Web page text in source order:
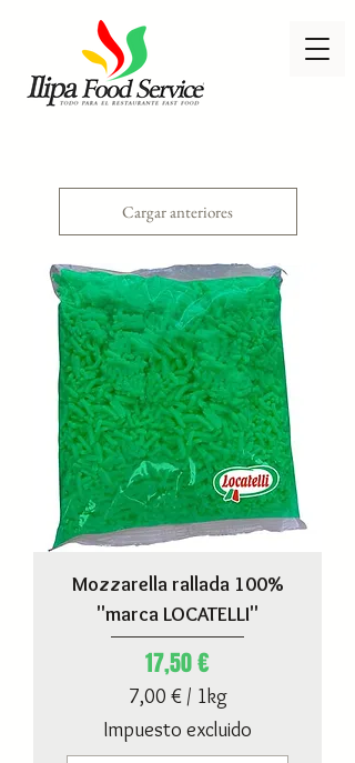
Cargar anteriores
Mozzarella rallada 100%
"marca LOCATELLI"
Precio
17,50 €
7,00 € / 1kg
7
Impuesto excluido